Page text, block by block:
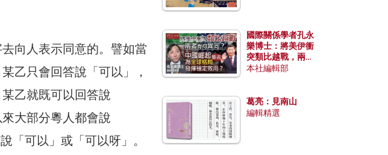
向人表示同意的。譬如當
乙只會回答說「可以」，
乙就既可以回答說
大部分粵人都會說
「可以」或「可以呀」。
國際關係學者孔永
樂博士：將美伊衝
突類比越戰，兩者
有何異同？中國崛
本社編輯部
葛亮：見南山
編輯精選